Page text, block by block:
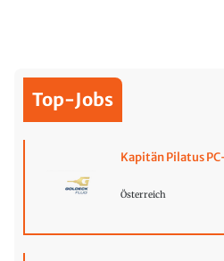
Top-Jobs
Kapitän Pilatus
Österreich